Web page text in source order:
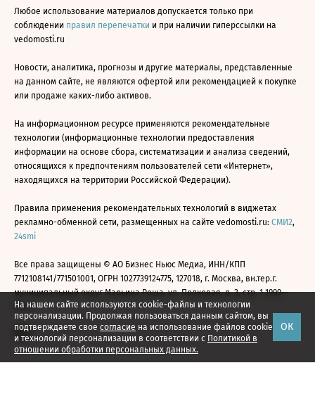
На нашем сайте используются cookie-файлы и технологии
персонализации. Продолжая пользоваться данным сайтом, вы
подтверждаете свое согласие на использование файлов cookie
и технологий персонализации в соответствии с Политикой в
отношении обработки персональных данных.
ОК
Любое использование материалов допускается только при
соблюдении правил перепечатки и при наличии гиперссылки на
vedomosti.ru
Новости, аналитика, прогнозы и другие материалы, представленные
на данном сайте, не являются офертой или рекомендацией к покупке
или продаже каких-либо активов.
На информационном ресурсе применяются рекомендательные
технологии (информационные технологии предоставления
информации на основе сбора, систематизации и анализа сведений,
относящихся к предпочтениям пользователей сети «Интернет»,
находящихся на территории Российской Федерации).
Правила применения рекомендательных технологий в виджетах
рекламно-обменной сети, размещенных на сайте vedomosti.ru: СМИ2,
24smi
Все права защищены © АО Бизнес Ньюс Медиа, ИНН/КПП
7712108141/771501001, ОГРН 1027739124775, 127018, г. Москва, вн.тер.г.
муниципальный округ Марьина Роща, ул. Полковая, д. 3, стр. 1 1999—
2026